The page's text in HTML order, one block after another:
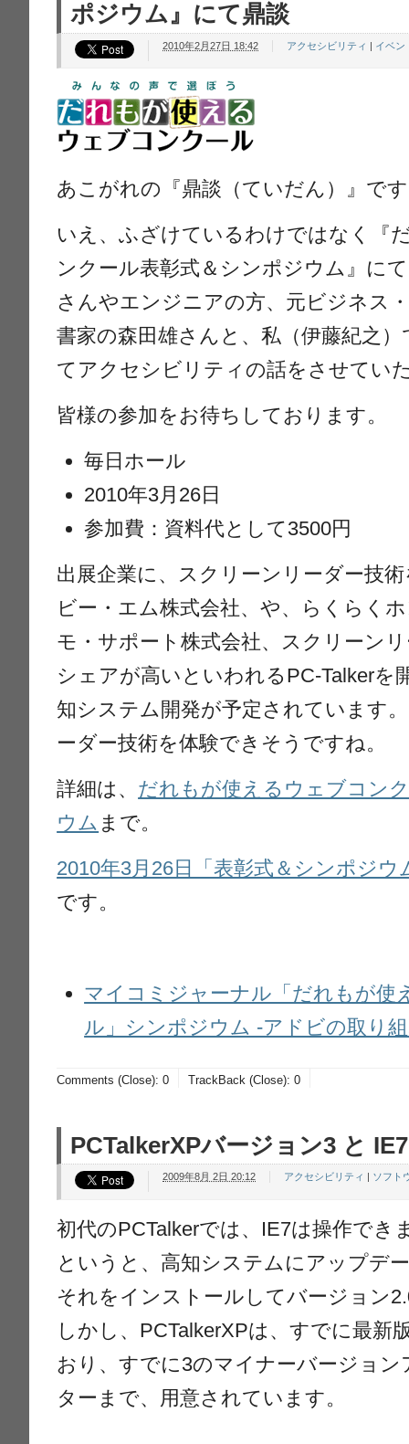
ポジウム』にて鼎談
2010年2月27日 18:42 アクセシビリティ | イベン
あこがれの『鼎談（ていだん）』で
いえ、ふざけているわけではなく『
ンクール表彰式＆シンポジウム』に
さんやエンジニアの方、元ビジネス
書家の森田雄さんと、私（伊藤紀之
てアクセシビリティの話をさせてい
皆様の参加をお待ちしております。
毎日ホール
2010年3月26日
参加費：資料代として3500円
出展企業に、スクリーンリーダー技
ビー・エム株式会社、や、らくらく
モ・サポート株式会社、スクリーン
シェアが高いといわれるPC-Talkerを
知システム開発が予定されています
ーダー技術を体験できそうですね。
詳細は、 だれもが使えるウェブコン
ウム まで。
2010年3月26日「表彰式＆シンポジ
です。
マイコミジャーナル「だれもが使
ル」シンポジウム -アドビの取り
Comments (Close):0 TrackBack (Close):0
PCTalkerXPバージョン3 と IE7
2009年8月 2日 20:12 アクセシビリティ ソフト
初代のPCTalkerでは、IE7は操作でき
というと、高知システムにアップデ
それをインストールしてバージョン
しかし、PCTalkerXPは、すでに最新
おり、すでに3のマイナーバージョ
ターまで、用意されています。